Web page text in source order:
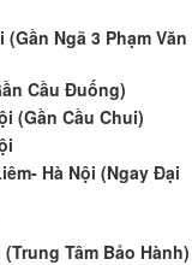
Ngã 3 Phạm Văn
Cầu Đuống)
(Gần Cầu Chui)
Hà Nội (Ngay Đại
Tâm Bảo Hành)